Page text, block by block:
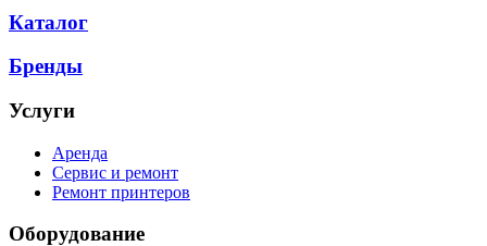
Каталог
Бренды
Услуги
Аренда
Сервис и ремонт
Ремонт принтеров
Оборудование